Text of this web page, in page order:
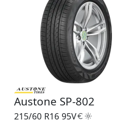
Austone SP-802
215/60 R16 95V